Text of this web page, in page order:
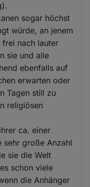
sogar höchst
würde, an jenem
nach lauter
sie und alle
ebenfalls auf
erwarten oder
Tagen still zu
religiösen
ca. einer
sehr große Anzahl
sie die Welt
schon viele
die Anhänger